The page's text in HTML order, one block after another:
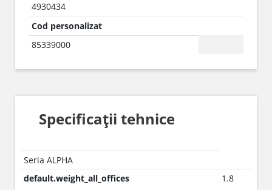
4930434
Cod personalizat
85339000
Specificații tehnice
Seria ALPHA
default.weight_all_offices
1.8